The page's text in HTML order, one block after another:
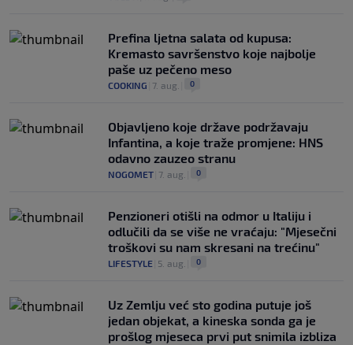
Prefina ljetna salata od kupusa:
Kremasto savršenstvo koje najbolje
paše uz pečeno meso
COOKING 7. aug. 0
Objavljeno koje države podržavaju
Infantina, a koje traže promjene: HNS
odavno zauzeo stranu
NOGOMET 7. aug. 0
Penzioneri otišli na odmor u Italiju i
odlučili da se više ne vraćaju: "Mjesečni
troškovi su nam skresani na trećinu"
LIFESTYLE 5. aug. 0
Uz Zemlju već sto godina putuje još
jedan objekat, a kineska sonda ga je
prošlog mjeseca prvi put snimila izbliza